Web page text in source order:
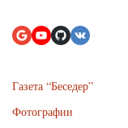
Газета “Беседер”
Фотографии